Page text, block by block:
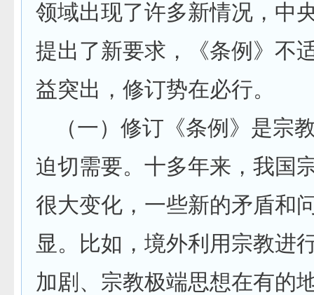
领域出现了许多新情况，中
提出了新要求，《条例》不
益突出，修订势在必行。
（一）修订《条例》是宗
迫切需要。十多年来，我国
很大变化，一些新的矛盾和
显。比如，境外利用宗教进
加剧、宗教极端思想在有的